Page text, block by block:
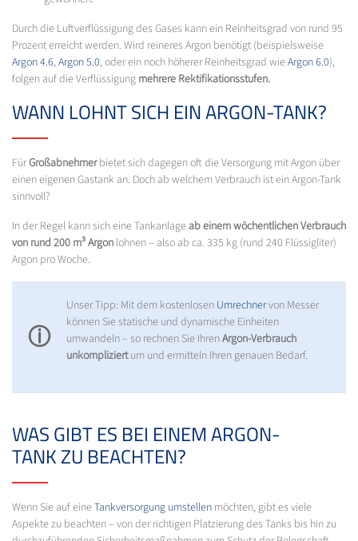
Durch die Luftverflüssigung des Gases kann ein Reinheitsgrad von rund 95
Prozent erreicht werden. Wird reineres Argon benötigt (beispielsweise
Argon 4.6,Argon 5.0, oder ein noch höherer Reinheitsgrad wieArgon 6.0),
folgen auf die Verflüssigung mehrere Rektifikationsstufen.
WANN LOHNT SICH EIN ARGON-TANK?
FürGroßabnehmerbietet sich dagegen oft die Versorgung mit Argon über
einen eigenen Gastank an. Doch ab welchem Verbrauch ist ein Argon-Tank
sinnvoll?
In der Regel kann sich eine Tankanlage ab einem wöchentlichen Verbrauch
von rund 200 m³ Argon lohnen – also ab ca. 335 kg (rund 240 Flüssigliter)
Argon pro Woche.
ⓘ
Unser Tipp: Mit dem kostenlosen Umrechnervon Messer
können Sie statische und dynamische Einheiten
umwandeln – so rechnen Sie IhrenArgon-Verbrauch
unkompliziertum und ermitteln Ihren genauen Bedarf.
WAS GIBT ES BEI EINEM ARGON-
TANK ZU BEACHTEN?
Wenn Sie auf eineTankversorgung umstellen möchten, gibt es viele
Aspekte zu beachten – von der richtigen Platzierung des Tanks bis hin zu